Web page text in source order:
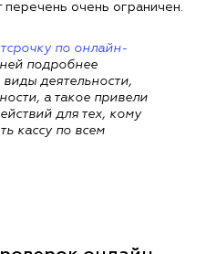
перечень очень ограничен.
по онлайн-
подробнее
деятельности,
а такое привели
для тех, кому
кассу по всем